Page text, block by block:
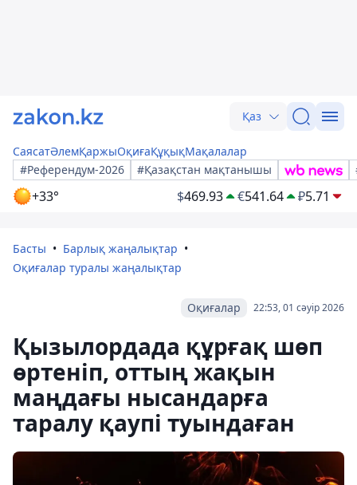
Қаз
СаясатӘлемҚаржыОқиғаҚұқықМақалалар
#Референдум-2026
#Қазақстан мақтанышы
+33° $469.93 €541.64 ₽5.71
Басты
Барлық жаңалықтар
Оқиғалар туралы жаңалықтар
22:53, 01 сәуір 2026
Оқиғалар
Қызылордада құрғақ шөп
өртеніп, оттың жақын
маңдағы нысандарға
таралу қаупі туындаған